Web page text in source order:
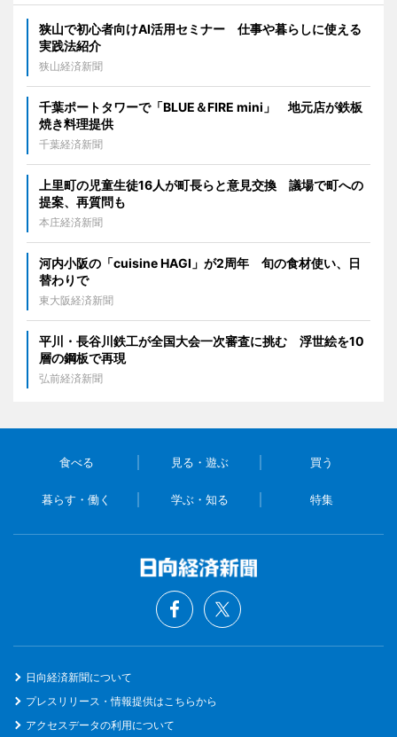
狭山で初心者向けAI活用セミナー 仕事や暮らしに使える
実践法紹介
狭山経済新聞
千葉ポートタワーで「BLUE＆FIRE mini」 地元店が鉄板
焼き料理提供
千葉経済新聞
上里町の児童生徒16人が町長らと意見交換 議場で町への
提案、再質問も
本庄経済新聞
河内小阪の「cuisine HAGI」が2周年 旬の食材使い、日
替わりで
東大阪経済新聞
平川・長谷川鉄工が全国大会一次審査に挑む 浮世絵を10
層の鋼板で再現
弘前経済新聞
食べる 見る・遊ぶ 買う
暮らす・働く 学ぶ・知る 特集
日向経済新聞について
プレスリリース・情報提供はこちらから
アクセスデータの利用について